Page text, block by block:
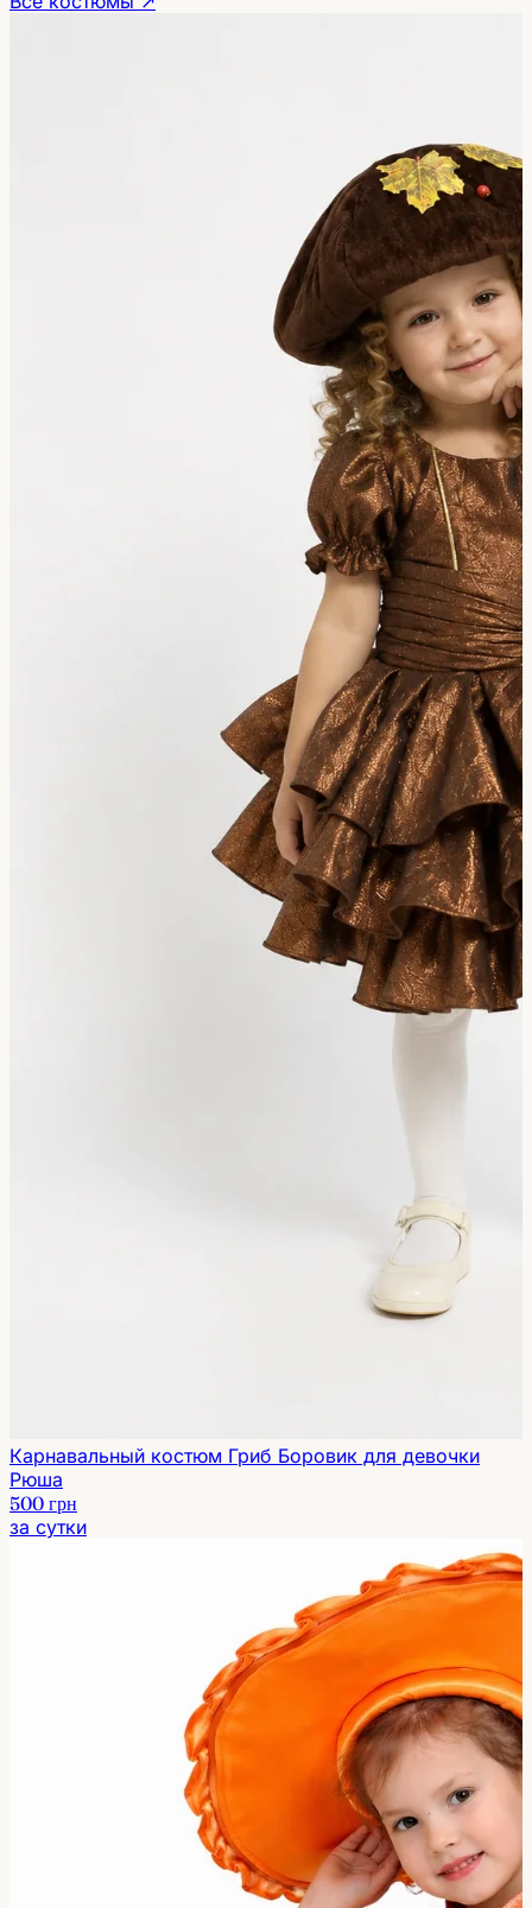
Карнавальный костюм Гриб Боровик для девочки
Рюша
500 грн
за сутки